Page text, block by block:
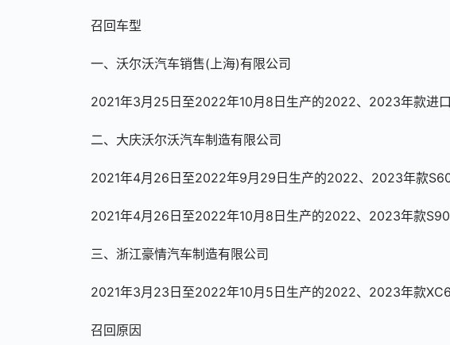
召回车型
一、沃尔沃汽车销售(上海)有限公司
2021年3月25日至2022年10月8日生产的2022、2023年款进
二、大庆沃尔沃汽车制造有限公司
2021年4月26日至2022年9月29日生产的2022、2023年款
2021年4月26日至2022年10月8日生产的2022、2023年款S90
三、浙江豪情汽车制造有限公司
2021年3月23日至2022年10月5日生产的2022、2023年款
召回原因